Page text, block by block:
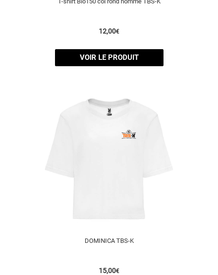
12,00€
VOIR LE PRODUIT
DOMINICA TBS-K
15,00€